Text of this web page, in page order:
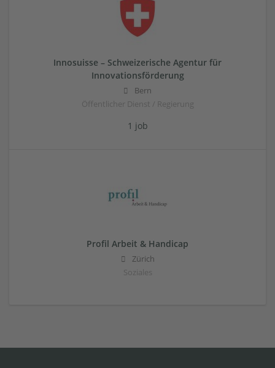
Innosuisse – Schweizerische Agentur für
Innovationsförderung
Bern
Öffentlicher Dienst / Regierung
1 job
Profil Arbeit & Handicap
Zürich
Soziales